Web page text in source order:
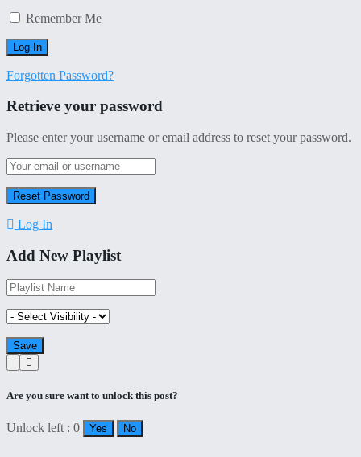
Remember Me
Forgotten Password?
Retrieve your password
Please enter your username or email address to reset your password.
Log In
Add New Playlist
Are you sure want to unlock this post?
Unlock left : 0 Yes No